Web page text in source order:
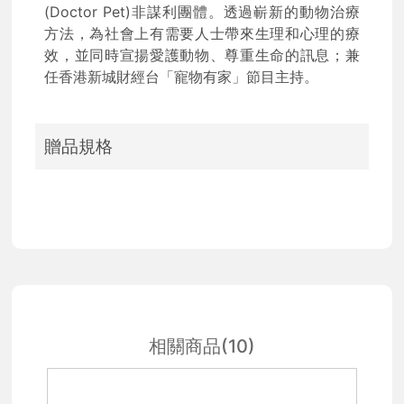
(Doctor Pet)非謀利團體。透過嶄新的動物治療
方法，為社會上有需要人士帶來生理和心理的療
效，並同時宣揚愛護動物、尊重生命的訊息；兼
任香港新城財經台「寵物有家」節目主持。
贈品規格
相關商品(10)